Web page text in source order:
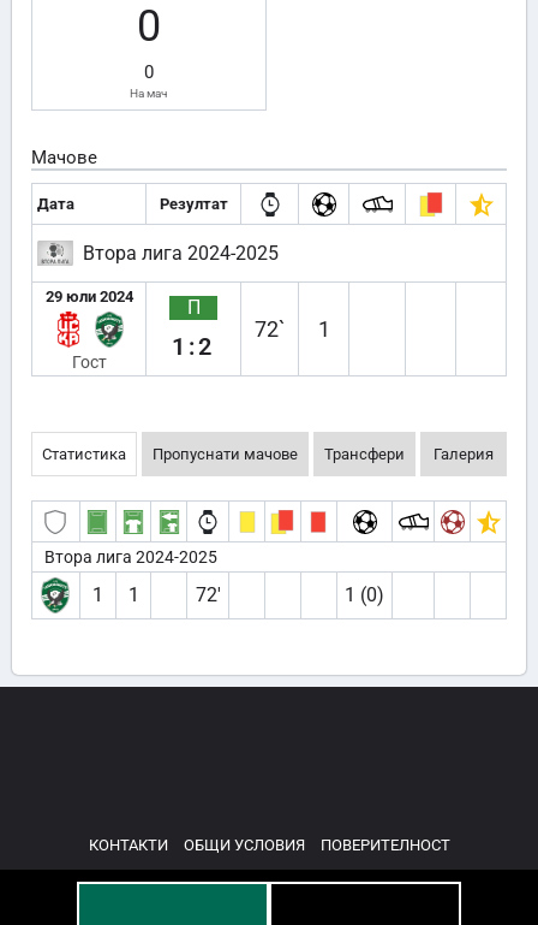
0
0
На мач
Мачове
Дата Резултат
Втора лига 2024-2025
29 юли 2024
Гост
П
1:2
72` 1
Статистика Пропуснати мачове Трансфери Галерия
Втора лига 2024-2025
1 1 72′ 1 (0)
КОНТАКТИ ОБЩИ УСЛОВИЯ ПОВЕРИТЕЛНОСТ